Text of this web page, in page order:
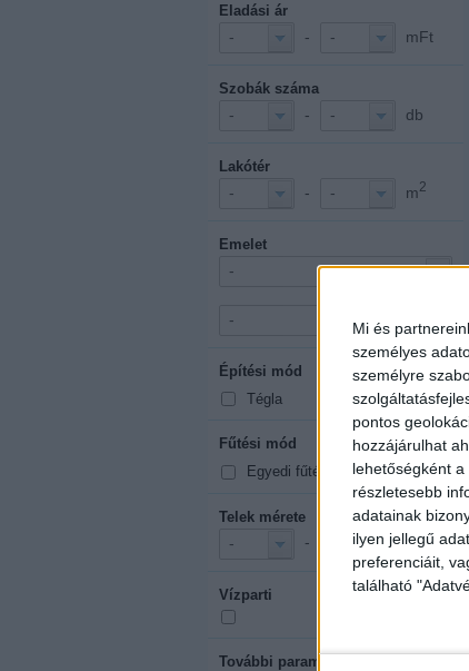
Mi és
személyes
személyre
pontos
hozzájárulhat
lehetőségként
részletesebb
adatainak
ilyen jellegű
preferenciáit,
található
Eladási ár
- - - mFt
Szobák száma
- - - db
Lakótér
- - - m2
Emelet
-
-
Építési mód mutasd mind
Tégla
Fűtési mód mutasd mind
Egyedi fűtés
Telek mérete
- - m2
Vízparti
További paraméterek